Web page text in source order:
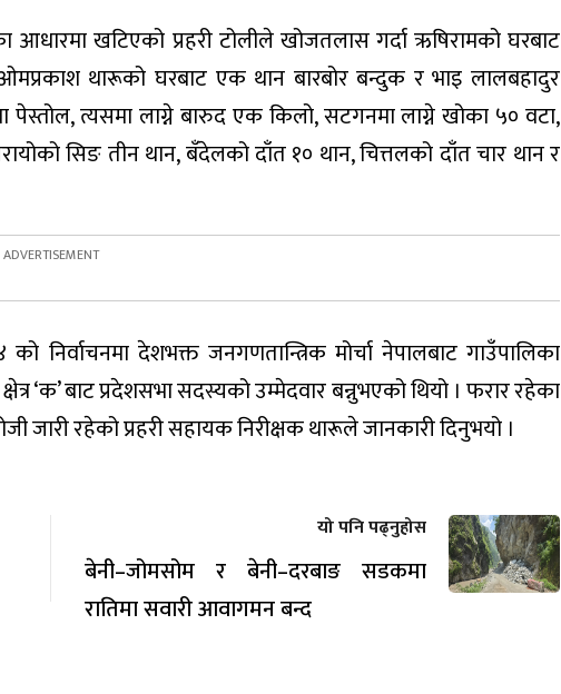
खटिएको प्रहरी टोलीले खोजतलास गर्दा ऋषिरामको घरबाट
थारूको घरबाट एक थान बारबोर बन्दुक र भाइ लालबहादुर
त्यसमा लाग्ने बारुद एक किलो, सटगनमा लाग्ने खोका ५० वटा,
सिङ तीन थान, बँदेलको दाँत १० थान, चित्तलको दाँत चार थान र
निर्वाचनमा देशभक्त जनगणतान्त्रिक मोर्चा नेपालबाट गाउँपालिका
‘क’ बाट प्रदेशसभा सदस्यको उम्मेदवार बन्नुभएको थियो । फरार रहेका
जारी रहेको प्रहरी सहायक निरीक्षक थारूले जानकारी दिनुभयो ।
यो पनि पढ्नुहोस
बेनी–जोमसोम र बेनी–दरबाङ सडकमा
रातिमा सवारी आवागमन बन्द